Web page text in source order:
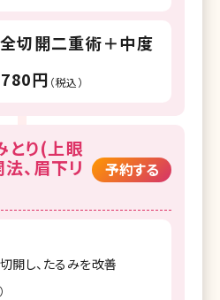
切開二重術＋中度
円 （税込）
とり(上眼
、眉下リ
予約する
開し、たるみを改善